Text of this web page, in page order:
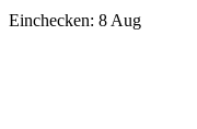
Einchecken: 8 Aug